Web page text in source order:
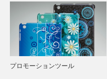
プロモーションツール